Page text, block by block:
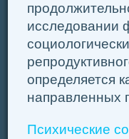
исследовании
определяется
направленных
Психические